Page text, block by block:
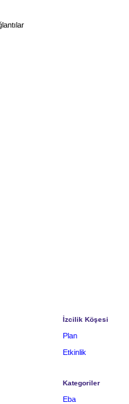
İzcilik Köşesi
Plan
Etkinlik
Kategoriler
Eba